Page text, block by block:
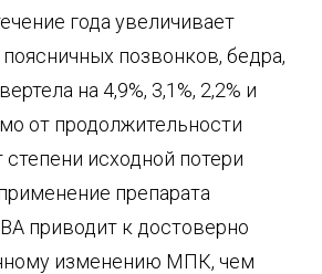
года увеличивает
позвонков, бедра,
на 4,9%, 3,1%, 2,2% и
от продолжительности
исходной потери
препарата
приводит к достоверно
изменению МПК, чем